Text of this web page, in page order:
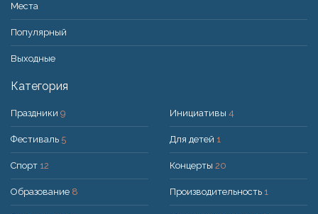
Места
Популярный
Bыходные
Категория
Праздники 9
Фестиваль 5
Спорт 12
Образование 8
Инициативы 4
Для детей 1
Концерты 20
Производительность 1